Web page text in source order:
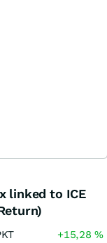
linked to ICE
+15,28%